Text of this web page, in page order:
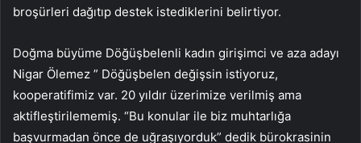
broşürleri dağıtıp destek istediklerini belirtiyor.
Doğma büyüme Döğüşbelenli kadın girişimci ve aza adayı
Nigar Ölemez ” Döğüşbelen değişsin istiyoruz,
kooperatifimiz var. 20 yıldır üzerimize verilmiş ama
aktifleştirilememiş. “Bu konular ile biz muhtarlığa
başvurmadan önce de uğraşıyorduk” dedik bürokrasinin